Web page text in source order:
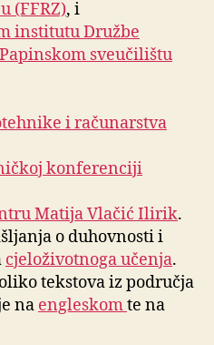
(FFRZ), i
institutu Družbe
sveučilištu
i računarstva
konferenciji
Matija Vlačić Ilirik.
o duhovnosti i
cjeloživotnoga učenja.
tekstova iz područja
na engleskomte na